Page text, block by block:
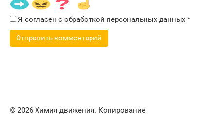
Я согласен с обработкой персональных данных *
© 2026 Химия движения. Копирование